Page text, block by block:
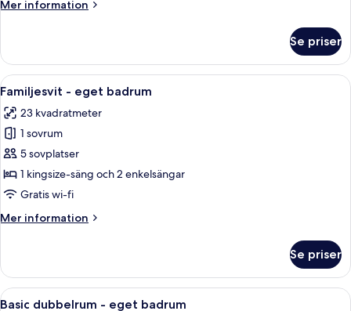
Mer information
Mer
-
eget
badrum
Se priser
Öppna
alla
foton
för
Familjesvit
-
eget
En snyggt bäddad säng med vita
5
Familjesvit - eget badrum
23 kvadratmeter
1 sovrum
5 sovplatser
1 kingsize-säng och 2 enkelsängar
Gratis wi-fi
Mer information
Mer
-
eget
badrum
Se priser
Öppna
Ett hotellrum med en stor säng, ett
4
Basic dubbelrum - eget badrum